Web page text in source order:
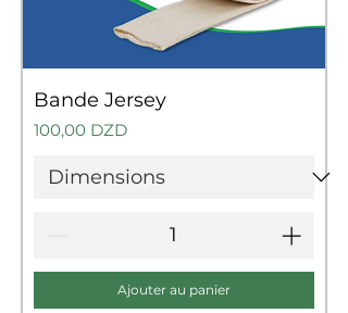
Bande Jersey
Prix
100,00 DZD
Ajouter au panier